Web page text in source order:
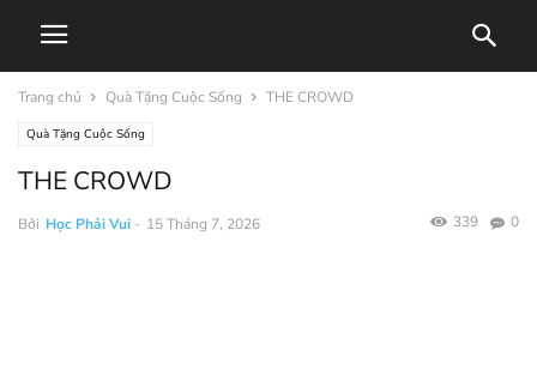
Trang chủ Quà Tặng Cuộc Sống THE CROWD
Quà Tặng Cuộc Sống
THE CROWD
Bởi Học Phải Vui - 15 Tháng 7, 2026 0
339